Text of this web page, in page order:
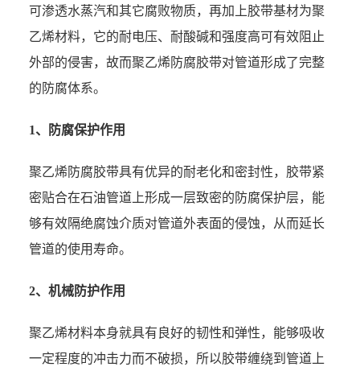
可渗透水蒸汽和其它腐败物质，再加上胶带基材为聚
乙烯材料，它的耐电压、耐酸碱和强度高可有效阻止
外部的侵害，故而聚乙烯防腐胶带对管道形成了完整
的防腐体系。
1、防腐保护作用
聚乙烯防腐胶带具有优异的耐老化和密封性，胶带紧
密贴合在石油管道上形成一层致密的防腐保护层，能
够有效隔绝腐蚀介质对管道外表面的侵蚀，从而延长
管道的使用寿命。
2、机械防护作用
聚乙烯材料本身就具有良好的韧性和弹性，能够吸收
一定程度的冲击力而不破损，所以胶带缠绕到管道上